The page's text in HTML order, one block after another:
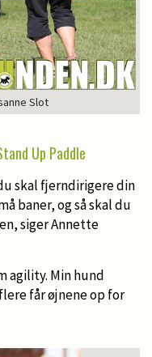
Slot
Up Paddle
skal fjerndirigere din
baner, og så skal du
siger Annette
agility. Min hund
får øjnene op for